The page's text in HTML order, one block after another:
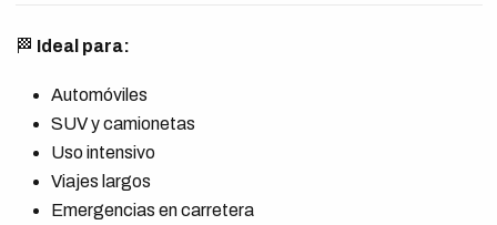
🏁 Ideal para:
Automóviles
SUV y camionetas
Uso intensivo
Viajes largos
Emergencias en carretera